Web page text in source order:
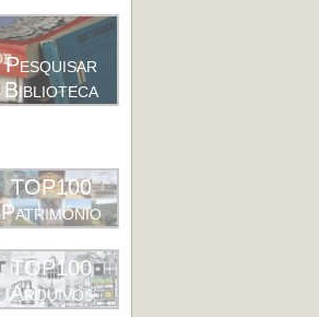
Pesquisar
Biblioteca
TOP100
Património
TOP100
Arquivos